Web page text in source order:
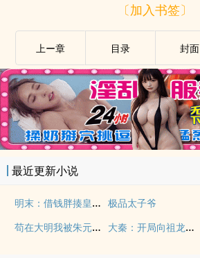
〔加入书签〕
上ー章 目录 封面
最近更新小说
明末：借钱胖揍皇太极 极品太子爷
苟在大明我被朱元璋偷听心声
大秦：开局向祖龙索要太子位